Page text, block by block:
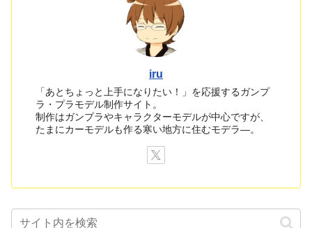
iru
「あとちょっと上手になりたい！」を応援するガンプ
ラ・プラモデル制作サイト。
制作はガンプラやキャラクターモデルが中心ですが、
たまにカーモデルも作る寒い地方に住むモデラ―。